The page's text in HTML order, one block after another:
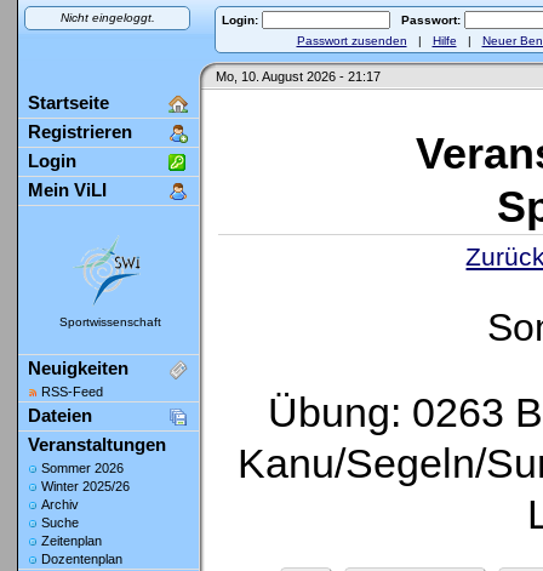
Nicht eingeloggt. Login:
Passwort:
Passwort zusenden | Hilfe | Neuer
Mo, 10. August 2026 - 21:17
Startseite
Registrieren
Login
Mein ViLI
Sportwissenschaft
Neuigkeiten
RSS-Feed
Dateien
Veranstaltungen
Sommer 2026
Winter 2025/26
Archiv
Suche
Zeitenplan
Dozentenplan
Übung: 0263
Kanu/Segeln/